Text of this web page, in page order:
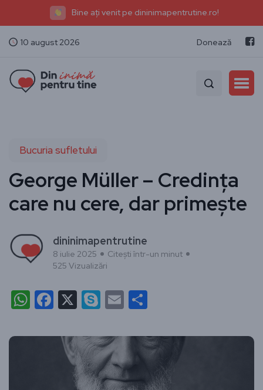
Bine ați venit pe dininimapentrutine.ro!
10 august 2026 Donează
Bucuria sufletului
George Müller – Credința
care nu cere, dar primește
dininimapentrutine
8 iulie 2025
Citești într-un minut
525 Vizualizări
WhatsApp
Facebook
X Skype
Email